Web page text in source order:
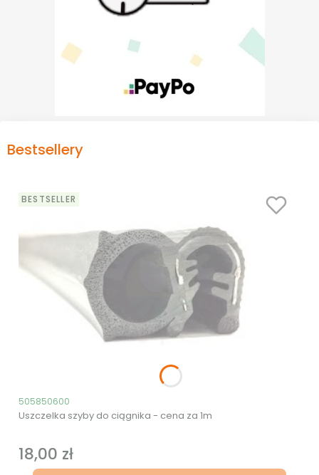
Bestsellery
BESTSELLER
Kod produktu
505850600
Uszczelka szyby do ciągnika - cena za 1m
Cena
18,00 zł